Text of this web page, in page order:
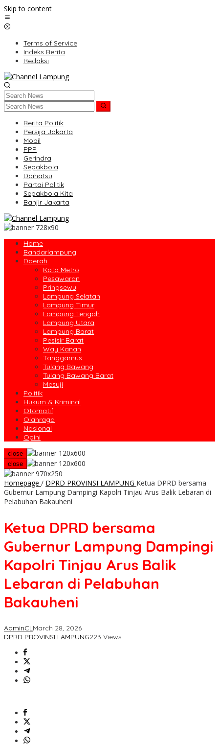
Skip to content
Terms of Service
Indeks Berita
Redaksi
Berita Politik
Persija Jakarta
Mobil
PPP
Gerindra
Sepakbola
Daihatsu
Partai Politik
Sepakbola Kita
Banjir Jakarta
Home
Bandarlampung
Daerah
Kota Metro
Pesawaran
Pringsewu
Lampung Selatan
Lampung Timur
Lampung Tengah
Lampung Utara
Lampung Barat
Pesisir Barat
Way Kanan
Tanggamus
Tulang Bawang
Tulang Bawang Barat
Mesuji
Politik
Hukum & Kriminal
Otomatif
Olahraga
Nasional
Opini
close
close
Homepage / DPRD PROVINSI LAMPUNG Ketua DPRD bersama
Gubernur Lampung Dampingi Kapolri Tinjau Arus Balik Lebaran di
Pelabuhan Bakauheni
Ketua DPRD bersama
Gubernur Lampung Dampingi
Kapolri Tinjau Arus Balik
Lebaran di Pelabuhan
Bakauheni
AdminCLMarch 28, 2026
DPRD PROVINSI LAMPUNG223 Views